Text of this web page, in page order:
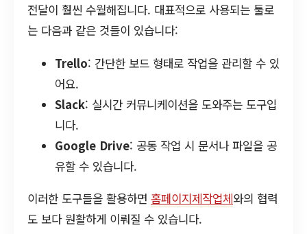
전달이 훨씬 수월해집니다. 대표적으로 사용되는 툴로
는 다음과 같은 것들이 있습니다:
Trello: 간단한 보드 형태로 작업을 관리할 수 있
어요.
Slack: 실시간 커뮤니케이션을 도와주는 도구입
니다.
Google Drive: 공동 작업 시 문서나 파일을 공
유할 수 있습니다.
이러한 도구들을 활용하면 홈페이지제작업체와의 협력
도 보다 원활하게 이뤄질 수 있습니다.